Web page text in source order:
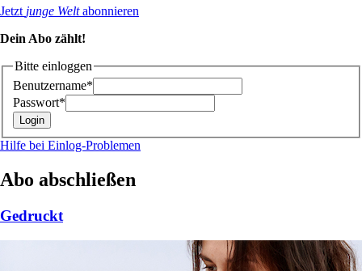
Jetzt junge Weltabonnieren
Dein Abo zählt!
Bitte einloggen
Benutzername*
Passwort*
Hilfe bei Einlog-Problemen
Abo abschließen
Gedruckt